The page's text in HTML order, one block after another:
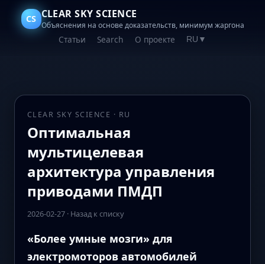
CS CLEAR SKY SCIENCE
Объяснения на основе доказательств, минимум жаргона
Статьи Search О проекте RU ▼
CLEAR SKY SCIENCE · RU
Оптимальная
мультицелeвая
архитектура управления
приводами ПМДП
2026-02-27· Назад к списку
«Более умные мозги» для
электромоторов автомобилей